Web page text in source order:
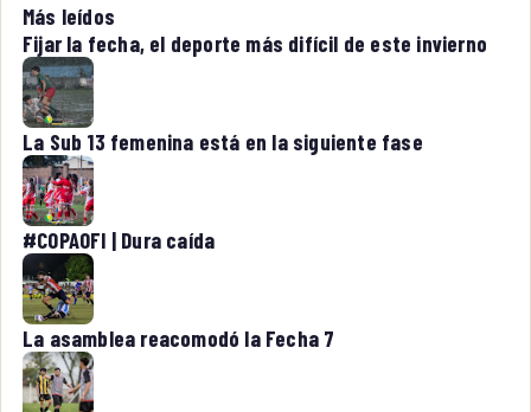
Más leídos
Fijar la fecha, el deporte más difícil de este invierno
La Sub 13 femenina está en la siguiente fase
#COPAOFI | Dura caída
La asamblea reacomodó la Fecha 7